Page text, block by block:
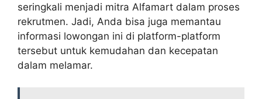
seringkali menjadi mitra Alfamart dalam proses
rekrutmen. Jadi, Anda bisa juga memantau
informasi lowongan ini di platform-platform
tersebut untuk kemudahan dan kecepatan
dalam melamar.